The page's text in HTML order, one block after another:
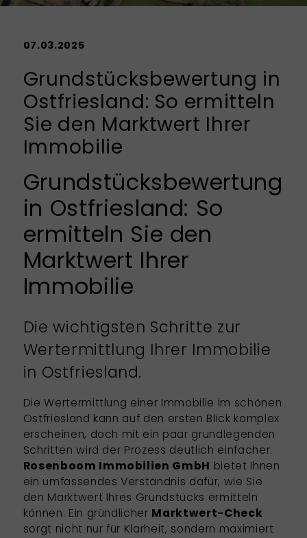
07.03.2025
Grundstücksbewertung in
Ostfriesland: So ermitteln
Sie den Marktwert Ihrer
Immobilie
Grundstücksbewertung
in Ostfriesland: So
ermitteln Sie den
Marktwert Ihrer
Immobilie
Die wichtigsten Schritte zur
Wertermittlung Ihrer Immobilie
in Ostfriesland.
Die Wertermittlung einer Immobilie im schönen
Ostfriesland kann auf den ersten Blick komplex
erscheinen, doch mit ein paar grundlegenden
Schritten wird der Prozess deutlich einfacher.
Rosenboom Immobilien GmbH bietet Ihnen
ein umfassendes Verständnis dafür, wie Sie
den Marktwert Ihres Grundstücks ermitteln
können. Ein gründlicher Marktwert-Check
sorgt nicht nur für Klarheit, sondern maximiert